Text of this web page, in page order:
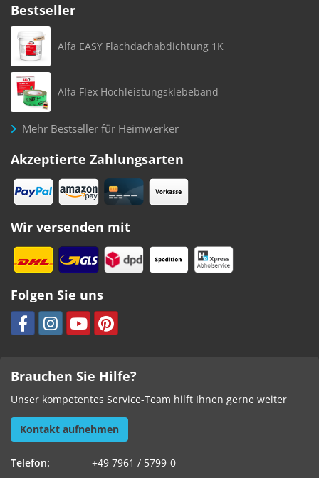
Bestseller
Alfa EASY Flachdachabdichtung 1K
Alfa Flex Hochleistungsklebeband
Mehr Bestseller für Heimwerker
Akzeptierte Zahlungsarten
Wir versenden mit
Folgen Sie uns
Brauchen Sie Hilfe?
Unser kompetentes Service-Team hilft Ihnen gerne weiter
Kontakt aufnehmen
Telefon: +49 7961 / 5799-0